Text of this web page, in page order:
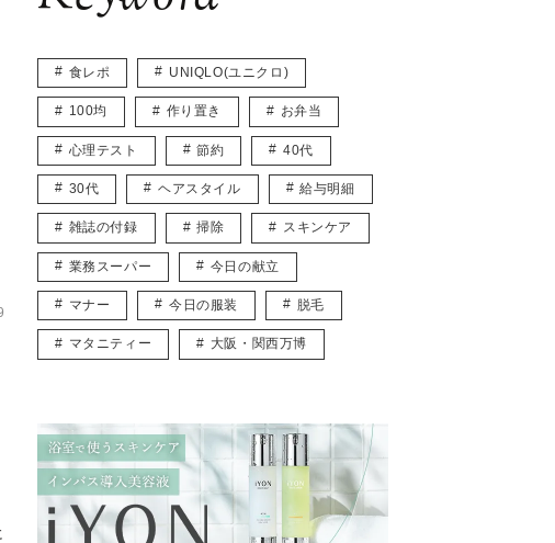
食レポ UNIQLO(ユニクロ)
100均 作り置き お弁当
心理テスト 節約 40代
30代 ヘアスタイル 給与明細
雑誌の付録 掃除 スキンケア
業務スーパー 今日の献立
マナー 今日の服装 脱毛
マタニティー 大阪・関西万博